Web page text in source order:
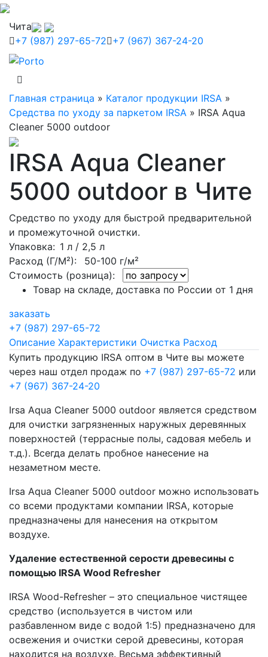
Чита
+7 (987) 297-65-72 +7 (967) 367-24-20
Главная страница » Каталог продукции IRSA »
Средства по уходу за паркетом IRSA » IRSA Aqua
Cleaner 5000 outdoor
IRSA Aqua Cleaner
5000 outdoor в Чите
Средство по уходу для быстрой предварительной
и промежуточной очистки.
Упаковка: 1 л / 2,5 л
Расход (Г/М²): 50-100 г/м²
Стоимость (розница):
Товар на складе, доставка по России от 1 дня
заказать
+7 (987) 297-65-72
Описание Характеристики Очистка Расход
Купить продукцию IRSA оптом в Чите вы можете
через наш отдел продаж по +7 (987) 297-65-72 или
+7 (967) 367-24-20
Irsa Aqua Cleaner 5000 outdoor является средством
для очистки загрязненных наружных деревянных
поверхностей (террасные полы, садовая мебель и
т.д.). Всегда делать пробное нанесение на
незаметном месте.
Irsa Aqua Cleaner 5000 outdoor можно использовать
со всеми продуктами компании IRSA, которые
предназначены для нанесения на открытом
воздухе.
Удаление естественной серости древесины с
помощью IRSA Wood Refresher
IRSA Wood-Refresher – это специальное чистящее
средство (используется в чистом или
разбавленном виде с водой 1:5) предназначено для
освежения и очистки серой древесины, которая
находится на воздухе. Весьма эффективный